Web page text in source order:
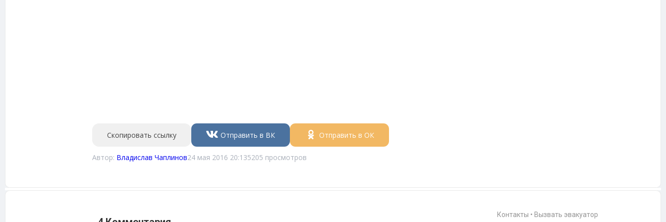
Скопировать ссылку Отправить в ВК Отправить в ОК
Автор: Владислав Чаплинов24 мая 2016 20:135205 просмотров
Контакты • Вызвать эвакуатор